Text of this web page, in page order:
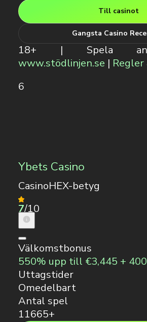
Till casinot
Gangsta Casino
18+ | Spela
www.stödlinjen.se |
6
Ybets Casino
CasinoHEX-betyg
7/10
Välkomstbonus
550% upp till €3,445 + 400
Uttagstider
Omedelbart
Antal spel
11665+